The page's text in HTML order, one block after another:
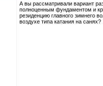
А вы рассматривали вариант
полноценным фундаментом и
резиденцию главного зимнего
воздухе типа катания на санях?